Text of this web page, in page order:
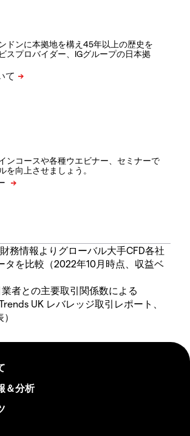
ドンに本拠地を構え45年以上の歴史を
スプロバイダー、IGグループの日本拠
ンコースや各種ウエビナー、セミナーで
を向上させましょう。
務情報よりグローバル大手CFD各社
タを比較（2022年10月時点、収益ベ
者との主要取引関係数による
UK レバレッジ取引レポート、
＆分析